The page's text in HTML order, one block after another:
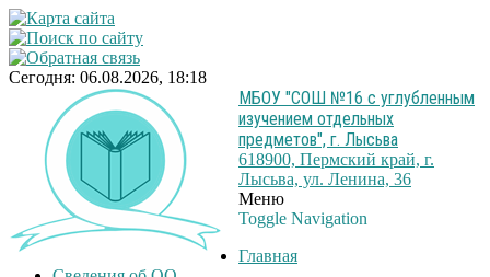
Сегодня: 06.08.2026, 18:18
МБОУ "СОШ №16 с углубленным
изучением отдельных
предметов", г. Лысьва
618900, Пермский край, г.
Лысьва, ул. Ленина, 36
Меню
Toggle Navigation
Главная